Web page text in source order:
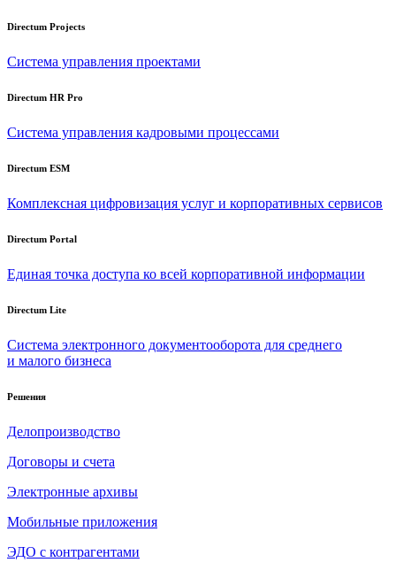
Directum Projects
Система управления проектами
Directum HR Pro
Система управления кадровыми процессами
Directum ESM
Комплексная цифровизация услуг и корпоративных сервисов
Directum Portal
Единая точка доступа ко всей корпоративной информации
Directum Lite
Система электронного документооборота для среднего
и малого бизнеса
Решения
Делопроизводство
Договоры и счета
Электронные архивы
Мобильные приложения
ЭДО с контрагентами